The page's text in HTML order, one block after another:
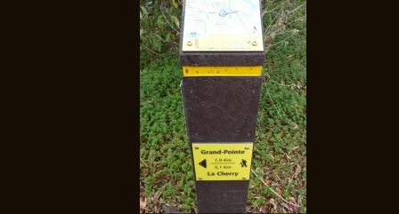
Nous vous
départ parking du port
plage d'O'Mullane vers le
on peut aussi partir de là